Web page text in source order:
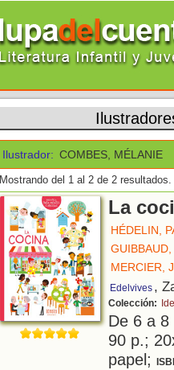
Ilustrador: COMBES, MÉLANIE
Mostrando del 1 al 2 de 2 resultados.
La
HÉDELIN,
MERCIER,
Edelvives ,
Colección:
De 6 a
90 p.;
papel;